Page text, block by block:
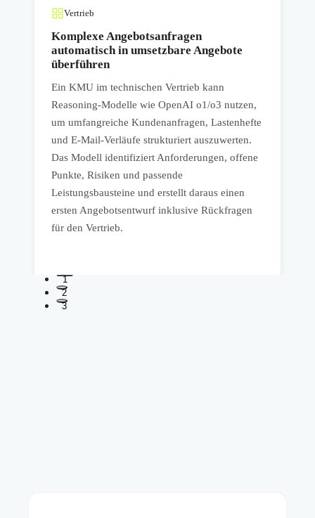
Vertrieb
Komplexe Angebotsanfragen
automatisch in umsetzbare Angebote
überführen
Ein KMU im technischen Vertrieb kann
Reasoning-Modelle wie OpenAI o1/o3 nutzen,
um umfangreiche Kundenanfragen, Lastenhefte
und E-Mail-Verläufe strukturiert auszuwerten.
Das Modell identifiziert Anforderungen, offene
Punkte, Risiken und passende
Leistungsbausteine und erstellt daraus einen
ersten Angebotsentwurf inklusive Rückfragen
für den Vertrieb.
1
2
3